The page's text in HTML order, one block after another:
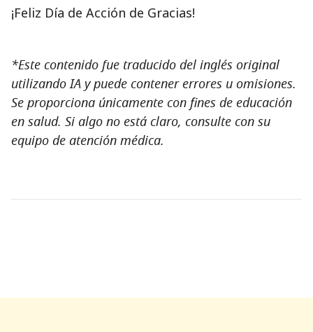
¡Feliz Día de Acción de Gracias!
*Este contenido fue traducido del inglés original
utilizando IA y puede contener errores u omisiones.
Se proporciona únicamente con fines de educación
en salud. Si algo no está claro, consulte con su
equipo de atención médica.